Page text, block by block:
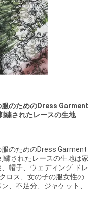
服のためのDress Garment
繍されたレースの生地
のためのDress Garment
繍されたレースの生地は家
帽子、ウェディング ドレ
ロス、女の子の服女性の
、不足分、ジャケット、